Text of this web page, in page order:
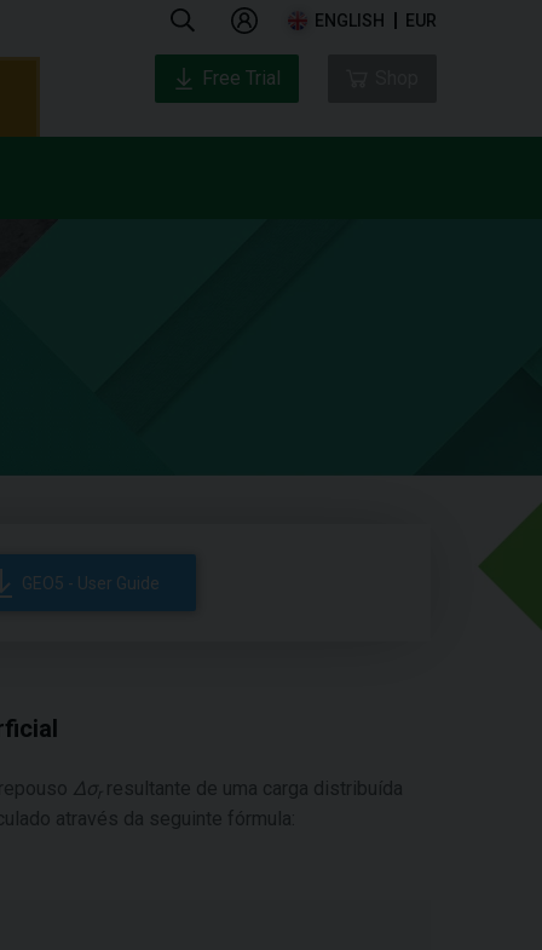
ENGLISH EUR
Free Trial
GEO5 - User Guide
Δσr resultante de uma carga distribuída
através da seguinte fórmula: